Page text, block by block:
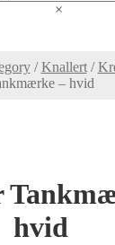
×
/Knallert/
– hvid
hvid